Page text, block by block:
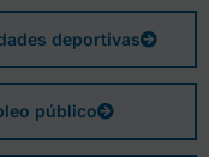
deportivas
público